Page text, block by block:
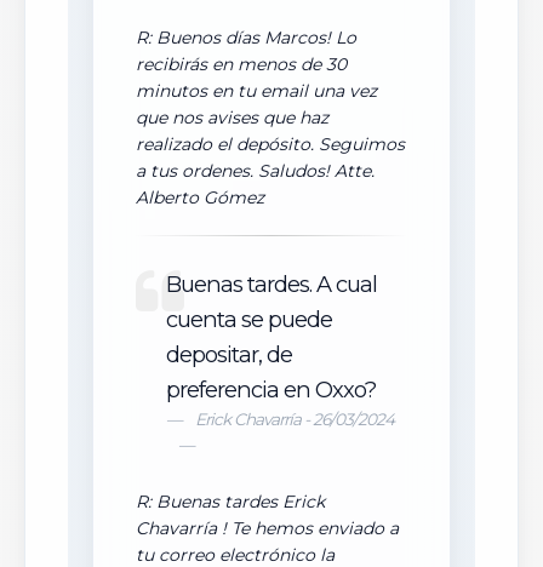
R: Buenos días Marcos! Lo
recibirás en menos de 30
minutos en tu email una vez
que nos avises que haz
realizado el depósito. Seguimos
a tus ordenes. Saludos! Atte.
Alberto Gómez
Buenas tardes. A cual
cuenta se puede
depositar, de
preferencia en Oxxo?
Erick Chavarría - 26/03/2024
R: Buenas tardes Erick
Chavarría ! Te hemos enviado a
tu correo electrónico la